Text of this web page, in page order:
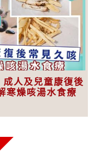
人及兒童康復後
燥咳湯水食療